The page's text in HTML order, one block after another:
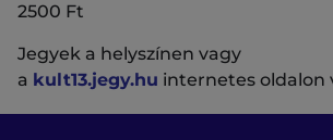
2500 Ft
Jegyek a helyszínen vagy
a kult13.jegy.hu internetes oldalon